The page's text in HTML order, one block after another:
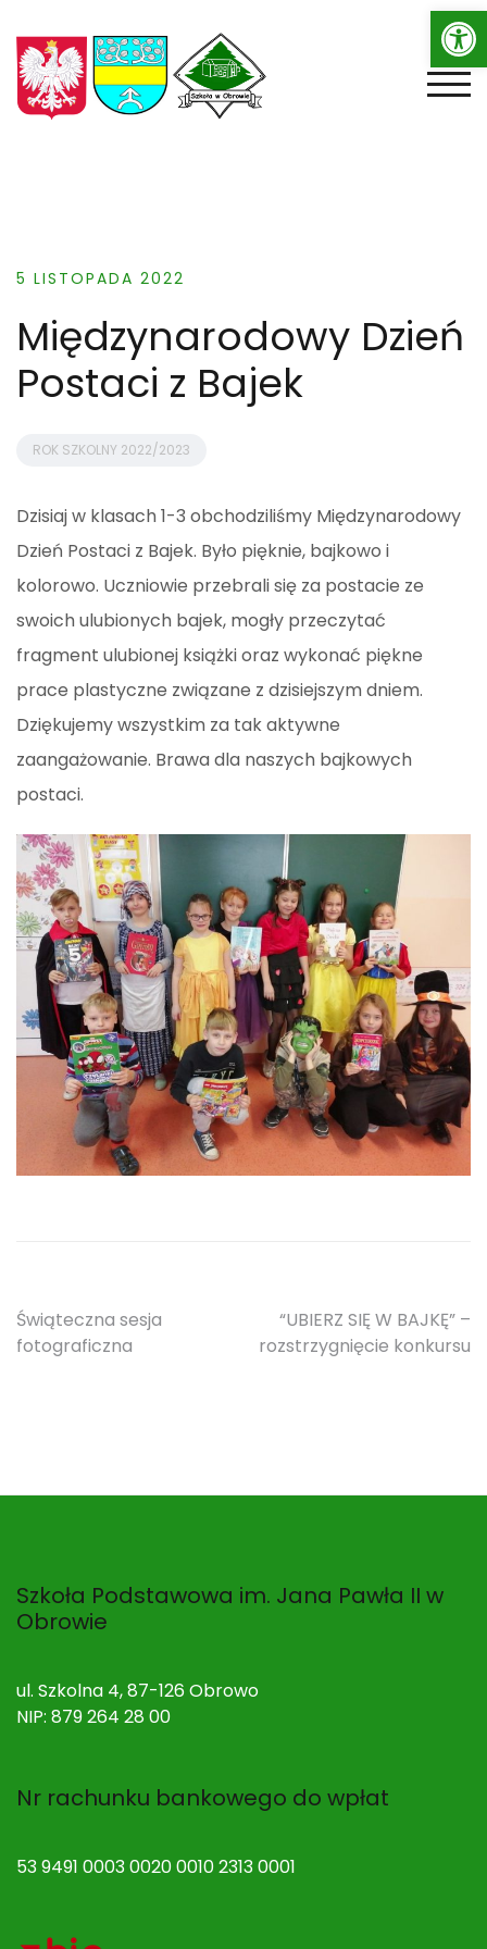
to
content
5 LISTOPADA 2022
Międzynarodowy Dzień
Postaci z Bajek
ROK SZKOLNY 2022/2023
Dzisiaj w klasach 1-3 obchodziliśmy Międzynarodowy
Dzień Postaci z Bajek. Było pięknie, bajkowo i
kolorowo. Uczniowie przebrali się za postacie ze
swoich ulubionych bajek, mogły przeczytać
fragment ulubionej książki oraz wykonać piękne
prace plastyczne związane z dzisiejszym dniem.
Dziękujemy wszystkim za tak aktywne
zaangażowanie. Brawa dla naszych bajkowych
postaci.
Nawigacja
wpisu
Świąteczna sesja
fotograficzna
“UBIERZ SIĘ W BAJKĘ” –
rozstrzygnięcie konkursu
Szkoła Podstawowa im. Jana Pawła II w
Obrowie
ul. Szkolna 4, 87-126 Obrowo
NIP: 879 264 28 00
Nr rachunku bankowego do wpłat
53 9491 0003 0020 0010 2313 0001